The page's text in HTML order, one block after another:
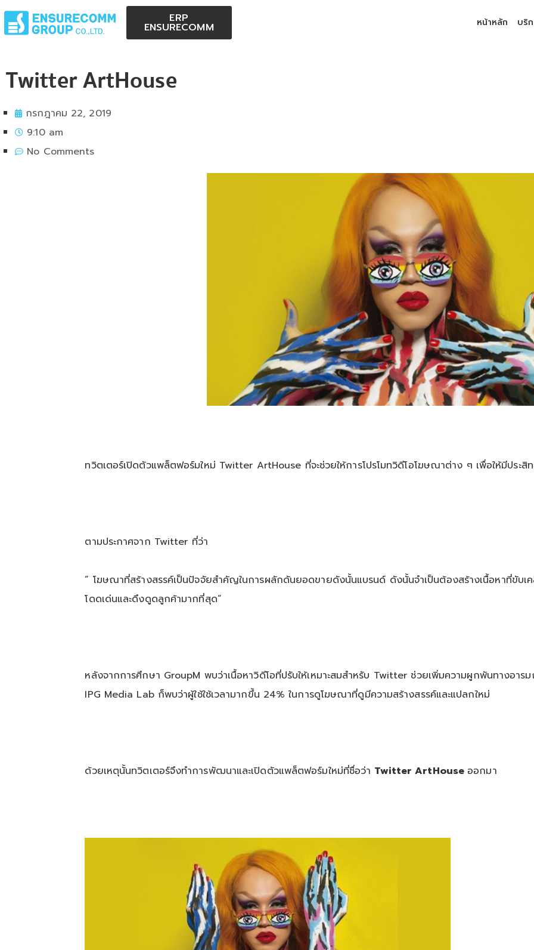
ERP
ENSURECOMM หน้าหลัก บริ
Twitter ArtHouse
กรกฎาคม 22, 2019
9:10 am
No Comments
ทวิตเตอร์เปิดตัวแพล็ตฟอร์มใหม่ Twitter ArtHouse ที่จะช่วยให้การโปรโมทวิดีโอโฆษณาต่าง ๆ เพื่อให้มีประสิ
ตามประกาศจาก Twitter ที่ว่า
” โฆษณาที่สร้างสรรค์เป็นปัจจัยสำคัญในการผลักดันยอดขายดังนั้นแบรนด์ ดังนั้นจำเป็นต้องสร้างเนื้อหาที่ขับเ
โดดเด่นและดึงดูดลูกค้ามากที่สุด”
หลังจากการศึกษา GroupM พบว่าเนื้อหาวิดีโอที่ปรับให้เหมาะสมสำหรับ Twitter ช่วยเพิ่มความผูกพันทางอ
IPG Media Lab ก็พบว่าผู้ใช้ใช้เวลามากขึ้น 24% ในการดูโฆษณาที่ดูมีความสร้างสรรค์และแปลกใหม่
ด้วยเหตุนั้นทวิตเตอร์จึงทำการพัฒนาและเปิดตัวแพล็ตฟอร์มใหม่ที่ชื่อว่า Twitter ArtHouse ออกมา